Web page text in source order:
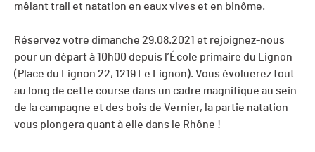
mêlant trail et natation en eaux vives et en binôme.
Réservez votre dimanche 29.08.2021 et rejoignez-nous
pour un départ à 10h00 depuis l’École primaire du Lignon
(Place du Lignon 22, 1219 Le Lignon). Vous évoluerez tout
au long de cette course dans un cadre magnifique au sein
de la campagne et des bois de Vernier, la partie natation
vous plongera quant à elle dans le Rhône !